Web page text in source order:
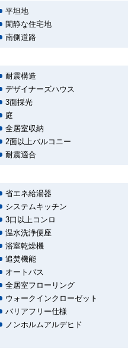
平坦地
閑静な住宅地
南側道路
耐震構造
デザイナーズハウス
3面採光
庭
全居室収納
2面以上バルコニー
耐震適合
省エネ給湯器
システムキッチン
3口以上コンロ
温水洗浄便座
浴室乾燥機
追焚機能
オートバス
全居室フローリング
ウォークインクローゼット
バリアフリー仕様
ノンホルムアルデヒド